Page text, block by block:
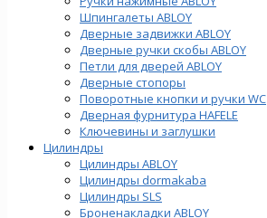
Шпингалеты ABLOY
Дверные задвижки ABLOY
Дверные ручки скобы ABLOY
Петли для дверей ABLOY
Дверные стопоры
Поворотные кнопки и ручки WC
Дверная фурнитура HAFELE
Ключевины и заглушки
Цилиндры
Цилиндры ABLOY
Цилиндры dormakaba
Цилиндры SLS
Броненакладки ABLOY